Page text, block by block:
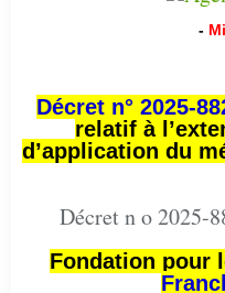
-
Décret n° 2025-
relatif à
d’application du
Décret n o 2025-
Fondation pour